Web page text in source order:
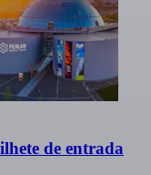
de entrada